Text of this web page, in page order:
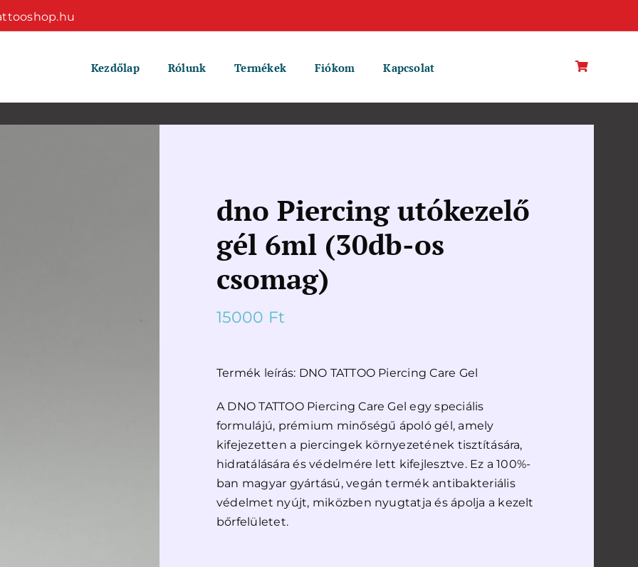
Kezdőlap Rólunk Termékek Fiókom Kapcsolat
dno Piercing utókezelő
gél 6ml (30db-os
csomag)
15000 Ft
Termék leírás: DNO TATTOO Piercing Care Gel
A DNO TATTOO Piercing Care Gel egy speciális
formulájú, prémium minőségű ápoló gél, amely
kifejezetten a piercingek környezetének tisztítására,
hidratálására és védelmére lett kifejlesztve. Ez a 100%-
ban magyar gyártású, vegán termék antibakteriális
védelmet nyújt, miközben nyugtatja és ápolja a kezelt
bőrfelületet.